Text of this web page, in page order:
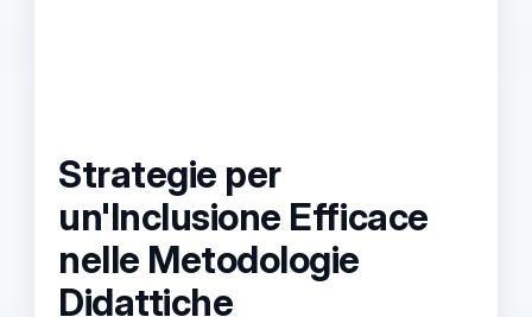
Strategie per
un'Inclusione Efficace
nelle Metodologie
Didattiche